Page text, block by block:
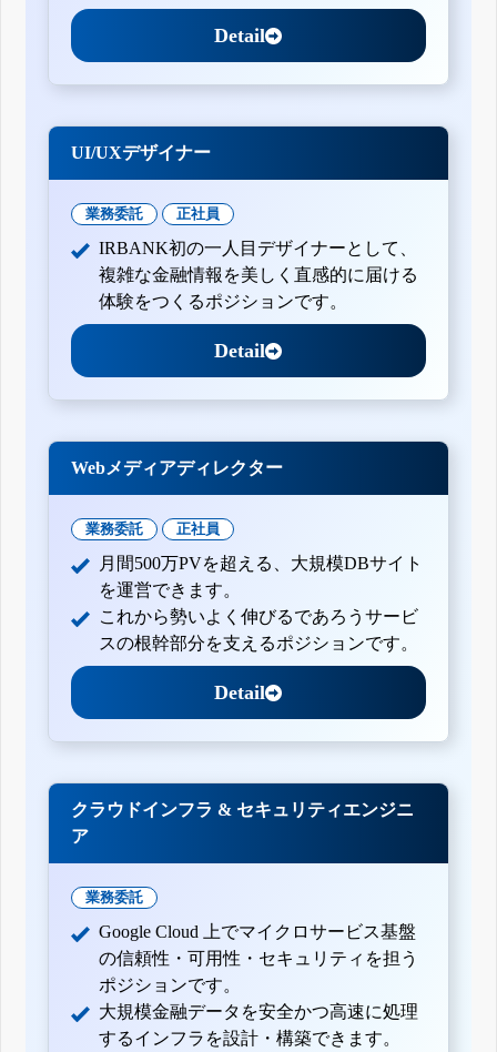
Detail
UI/UXデザイナー
業務委託 正社員
IRBANK初の一人目デザイナーとして、
複雑な金融情報を美しく直感的に届ける
体験をつくるポジションです。
Detail
Webメディアディレクター
業務委託 正社員
月間500万PVを超える、大規模DBサイト
を運営できます。
これから勢いよく伸びるであろうサービ
スの根幹部分を支えるポジションです。
Detail
クラウドインフラ & セキュリティエンジニ
ア
業務委託
Google Cloud 上でマイクロサービス基盤
の信頼性・可用性・セキュリティを担う
ポジションです。
大規模金融データを安全かつ高速に処理
するインフラを設計・構築できます。